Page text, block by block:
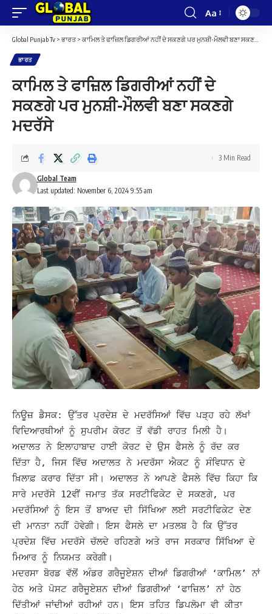
Font
Resizer
Aa
Global Punjab Tv > ਭਾਰਤ> ਕਾਮਿਲ ਤੇ ਫਾਜ਼ਿਲ ਡਿਗਰੀਆਂ ਨਹੀਂ ਦੇ ਸਕਣਗੇ ਪਰ ਮੁਨਸ਼ੀ-ਮੌਲਵੀ ਬਣਾ ਸਕਣਗੇ ਮਦਰੱਸੇ
ਭਾਰਤ
ਕਾਮਿਲ ਤੇ ਫਾਜ਼ਿਲ ਡਿਗਰੀਆਂ ਨਹੀਂ ਦੇ
ਸਕਣਗੇ ਪਰ ਮੁਨਸ਼ੀ-ਮੌਲਵੀ ਬਣਾ ਸਕਣਗੇ
ਮਦਰੱਸੇ
Last updated: November 6, 2024 9:55 am
Global Team
3 Min Read
ਨਿਊਜ਼ ਡੈਸਕ: ਉੱਤਰ ਪ੍ਰਦੇਸ਼ ਦੇ ਮਦਰੱਸਿਆਂ ਵਿੱਚ ਪੜ੍ਹ ਰਹੇ ਲੱਖਾਂ
ਵਿਦਿਆਰਥੀਆਂ ਨੂੰ ਸੁਪਰੀਮ ਕੋਰਟ ਤੋਂ ਵੱਡੀ ਰਾਹਤ ਮਿਲੀ ਹੈ।
ਅਦਾਲਤ ਨੇ ਇਲਾਹਾਬਾਦ ਹਾਈ ਕੋਰਟ ਦੇ ਉਸ ਫੈਸਲੇ ਨੂੰ ਰੱਦ ਕਰ
ਦਿੱਤਾ ਹੈ, ਜਿਸ ਵਿੱਚ ਅਦਾਲਤ ਨੇ ਮਦਰੱਸਾ ਐਕਟ ਨੂੰ ਸੰਵਿਧਾਨ ਦੇ
ਖ਼ਿਲਾਫ਼ ਕਰਾਰ ਦਿੱਤਾ ਸੀ। ਅਦਾਲਤ ਨੇ ਆਪਣੇ ਫੈਸਲੇ ਵਿੱਚ ਕਿਹਾ ਕਿ
ਸਾਰੇ ਮਦਰੱਸੇ 12ਵੀਂ ਜਮਾਤ ਤੱਕ ਸਰਟੀਫਿਕੇਟ ਦੇ ਸਕਣਗੇ, ਪਰ
ਮਦਰੱਸਿਆਂ ਨੂੰ ਇਸ ਤੋਂ ਬਾਅਦ ਦੀ ਸਿੱਖਿਆ ਲਈ ਸਰਟੀਫਿਕੇਟ ਦੇਣ
ਦੀ ਮਾਨਤਾ ਨਹੀਂ ਹੋਵੇਗੀ।ਇਸ ਫੈਸਲੇ ਦਾ ਮਤਲਬ ਹੈ ਕਿ ਉੱਤਰ
ਪ੍ਰਦੇਸ਼ ਵਿੱਚ ਮਦਰੱਸੇ ਚੱਲਦੇ ਰਹਿਣਗੇ ਅਤੇ ਰਾਜ ਸਰਕਾਰ ਸਿੱਖਿਆ ਦੇ
ਮਿਆਰ ਨੂੰ ਨਿਯਮਤ ਕਰੇਗੀ।
ਮਦਰਸਾ ਬੋਰਡ ਵੱਲੋਂ ਅੰਡਰ ਗਰੈਜੂਏਸ਼ਨ ਦੀਆਂ ਡਿਗਰੀਆਂ ‘ਕਾਮਿਲ’ ਨਾਂ
ਹੇਠ ਅਤੇ ਪੋਸਟ ਗਰੈਜੂਏਸ਼ਨ ਦੀਆਂ ਡਿਗਰੀਆਂ ‘ਫਾਜ਼ਿਲ’ ਨਾਂ ਹੇਠ
ਦਿੱਤੀਆਂ ਜਾਂਦੀਆਂ ਰਹੀਆਂ ਹਨ। ਇਸ ਤਹਿਤ ਡਿਪਲੋਮਾ ਵੀ ਕੀਤਾ